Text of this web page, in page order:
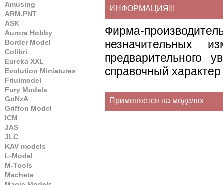
Amusing
ARM.PNT
ASK
Aurora Hobby
Border Model
Colibri
Eureka XXL
Evolution Miniatures
Friulmodel
Fury Models
GoNzA
Griffon Model
ICM
JAS
JLC
KAV models
L-Model
M-Tools
Machete
ИНФОРМАЦИЯ!!!
Фирма-
незначительных
предварительного
справочный
Применяется на моделях